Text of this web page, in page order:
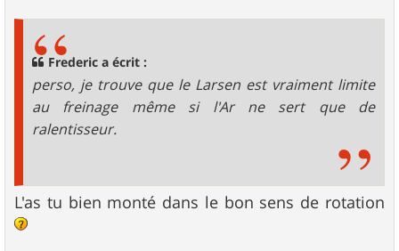
Frederic a écrit :
perso, je trouve que le Larsen est vraiment limite
au freinage même si l'Ar ne sert que de
ralentisseur.
L'as tu bien monté dans le bon sens de rotation